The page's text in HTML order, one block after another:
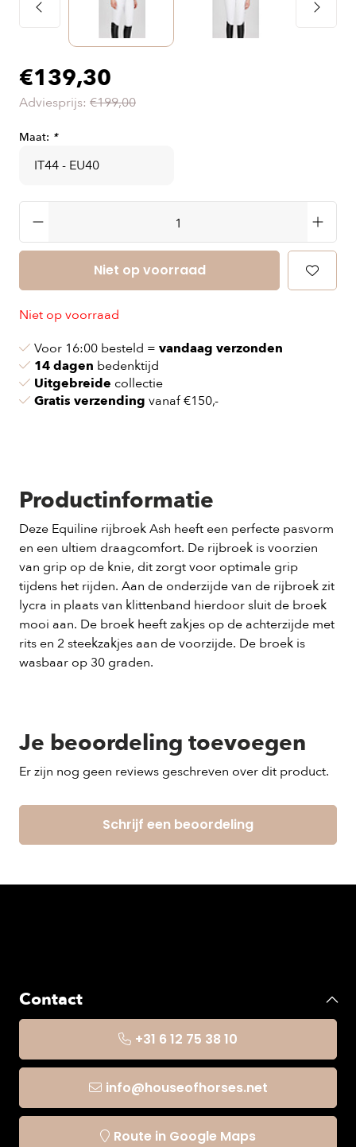
€139,30
Adviesprijs: €199,00
Maat: *
Niet op voorraad
Niet op voorraad
Voor 16:00 besteld = vandaag verzonden
14 dagen bedenktijd
Uitgebreide collectie
Gratis verzending vanaf €150,-
Productinformatie
Deze Equiline rijbroek Ash heeft een perfecte pasvorm
en een ultiem draagcomfort. De rijbroek is voorzien
van grip op de knie, dit zorgt voor optimale grip
tijdens het rijden. Aan de onderzijde van de rijbroek zit
lycra in plaats van klittenband hierdoor sluit de broek
mooi aan. De broek heeft zakjes op de achterzijde met
rits en 2 steekzakjes aan de voorzijde. De broek is
wasbaar op 30 graden.
Je beoordeling toevoegen
Er zijn nog geen reviews geschreven over dit product.
Schrijf een beoordeling
Contact
+31 6 12 75 38 10
info@houseofhorses.net
Route in Google Maps